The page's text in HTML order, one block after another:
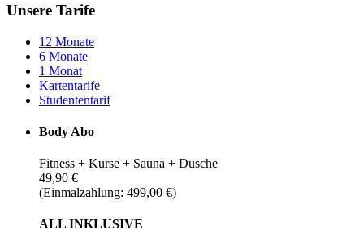
Unsere Tarife
12 Monate
6 Monate
1 Monat
Kartentarife
Studententarif
Body Abo
Fitness + Kurse + Sauna + Dusche
49,90 €
(Einmalzahlung: 499,00 €)
ALL INKLUSIVE